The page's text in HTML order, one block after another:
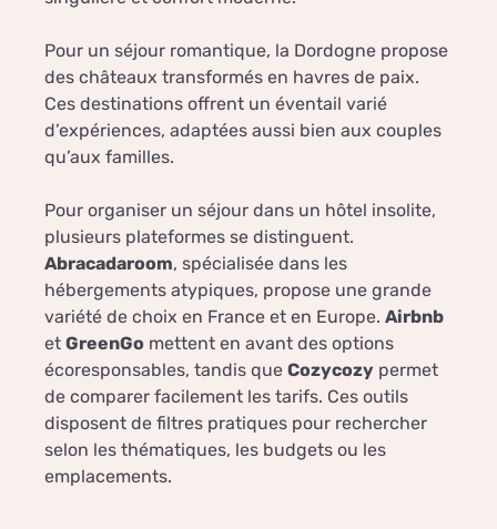
Pour un séjour romantique, la Dordogne propose
des châteaux transformés en havres de paix.
Ces destinations offrent un éventail varié
d’expériences, adaptées aussi bien aux couples
qu’aux familles.
Pour organiser un séjour dans un hôtel insolite,
plusieurs plateformes se distinguent.
Abracadaroom, spécialisée dans les
hébergements atypiques, propose une grande
variété de choix en France et en Europe. Airbnb
et GreenGo mettent en avant des options
écoresponsables, tandis que Cozycozy permet
de comparer facilement les tarifs. Ces outils
disposent de filtres pratiques pour rechercher
selon les thématiques, les budgets ou les
emplacements.